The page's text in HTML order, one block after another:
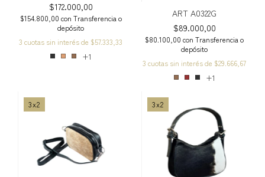
$172.000,00
$154.800,00 con Transferencia o
depósito
3 cuotas sin interés de $57.333,33
+1
ART A0322G
$89.000,00
$80.100,00 con Transferencia o
depósito
3 cuotas sin interés de $29.666,67
+1
3x2 3x2